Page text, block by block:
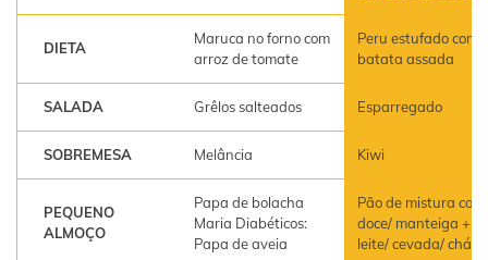
DIETA
Maruca no forno com
arroz de tomate
Peru estufado com
batata assada
SALADA Grêlos salteados Esparregado
SOBREMESA Melância Kiwi
PEQUENO
ALMOÇO
Papa de bolacha
Maria Diabéticos:
Papa de aveia
Pão de mistura com
doce/ manteiga +
leite/ cevada/ chá